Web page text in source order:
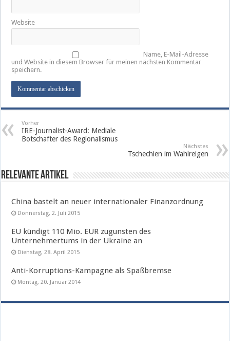
Website
Name, E-Mail-Adresse
und Website in diesem Browser für meinen nächsten Kommentar
speichern.
Vorher
IRE-Journalist-Award: Mediale
Botschafter des Regionalismus
Nächstes
Tschechien im Wahlreigen
Relevante Artikel
China bastelt an neuer internationaler Finanzordnung
Donnerstag, 2. Juli 2015
EU kündigt 110 Mio. EUR zugunsten des
Unternehmertums in der Ukraine an
Dienstag, 28. April 2015
Anti-Korruptions-Kampagne als Spaßbremse
Montag, 20. Januar 2014